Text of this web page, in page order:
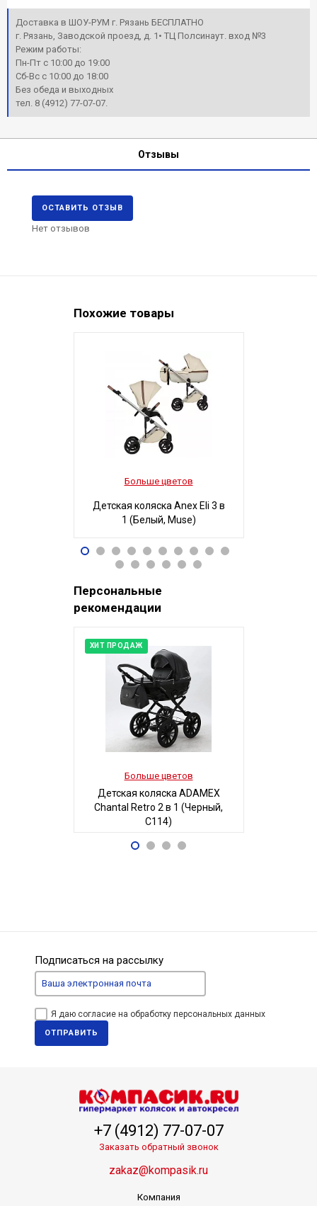
Доставка в ШОУ-РУМ г. Рязань БЕСПЛАТНО
г. Рязань, Заводской проезд, д. 1• ТЦ Полсинаут. вход №3
Режим работы:
Пн-Пт с 10:00 до 19:00
Сб-Вс с 10:00 до 18:00
Без обеда и выходных
тел. 8 (4912) 77-07-07.
Отзывы
ОСТАВИТЬ ОТЗЫВ
Нет отзывов
Похожие товары
Больше цветов
Детская коляска Anex Eli 3 в
1 (Белый, Muse)
96 490Р
Персональные
рекомендации
ХИТ ПРОДАЖ
Больше цветов
Детская коляска ADAMEX
Chantal Retro 2 в 1 (Черный,
C114)
68 700 Р
Подписаться на рассылку
Я даю согласие на обработку персональных данных
ОТПРАВИТЬ
+7 (4912) 77-07-07
Заказать обратный звонок
zakaz@kompasik.ru
Компания